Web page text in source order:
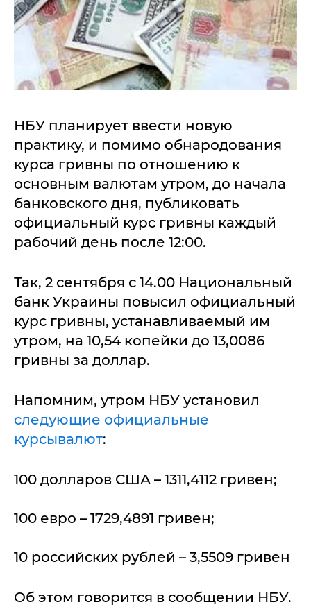
НБУ планирует ввести новую
практику, и помимо обнародования
курса гривны по отношению к
основным валютам утром, до начала
банковского дня, публиковать
официальный курс гривны каждый
рабочий день после 12:00.
Так, 2 сентября с 14.00 Национальный
банк Украины повысил официальный
курс гривны, устанавливаемый им
утром, на 10,54 копейки до 13,0086
гривны за доллар.
Напомним, утром НБУ установил
следующие официальные
курсывалют:
100 долларов США – 1311,4112 гривен;
100 евро – 1729,4891 гривен;
10 российских рублей – 3,5509 гривен
Об этом говорится в сообщении НБУ.